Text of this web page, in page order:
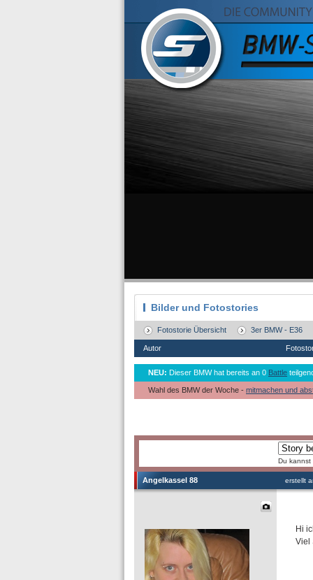
Bilder und Fotostories
Fotostorie Übersicht 3er BMW - E36
Autor
NEU: Dieser BMW hat bereits an 0 Battle
Wahl des BMW der Woche - mitmachen und
Du kannst
Angelkassel 88 erstellt
Hi
Viel